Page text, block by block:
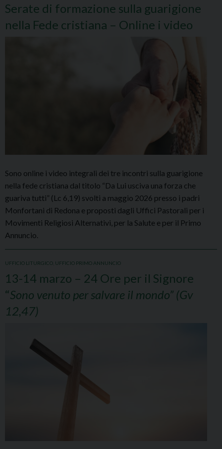
Serate di formazione sulla guarigione
nella Fede cristiana – Online i video
Sono online i video integrali dei tre incontri sulla guarigione
nella fede cristiana dal titolo “Da Lui usciva una forza che
guariva tutti” (Lc 6,19) svolti a maggio 2026 presso i padri
Monfortani di Redona e proposti dagli Uffici Pastorali per i
Movimenti Religiosi Alternativi, per la Salute e per il Primo
Annuncio.
UFFICIO LITURGICO UFFICIO PRIMO ANNUNCIO
13-14 marzo – 24 Ore per il Signore
“Sono venuto per salvare il mondo” (Gv
12,47)